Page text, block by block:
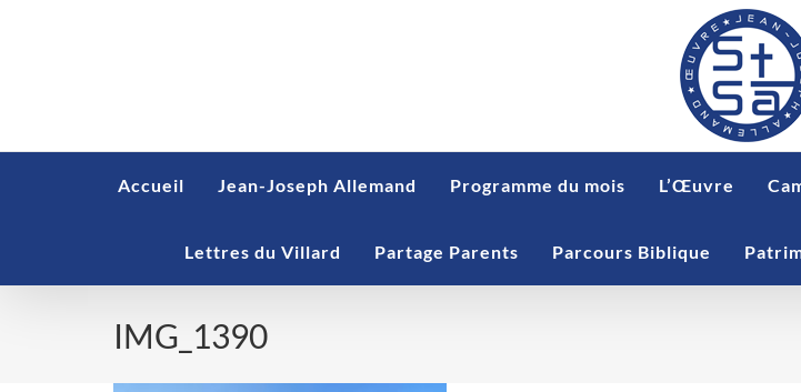
Accueil Jean-Joseph Allemand Programme du mois L’Œuvre
Lettres du Villard Partage Parents Parcours Biblique
IMG_1390